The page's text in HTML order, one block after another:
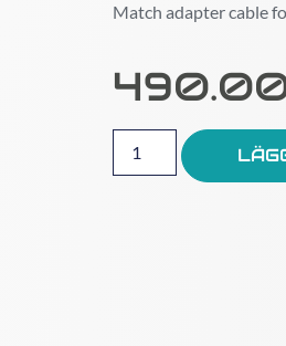
Match adapter cable